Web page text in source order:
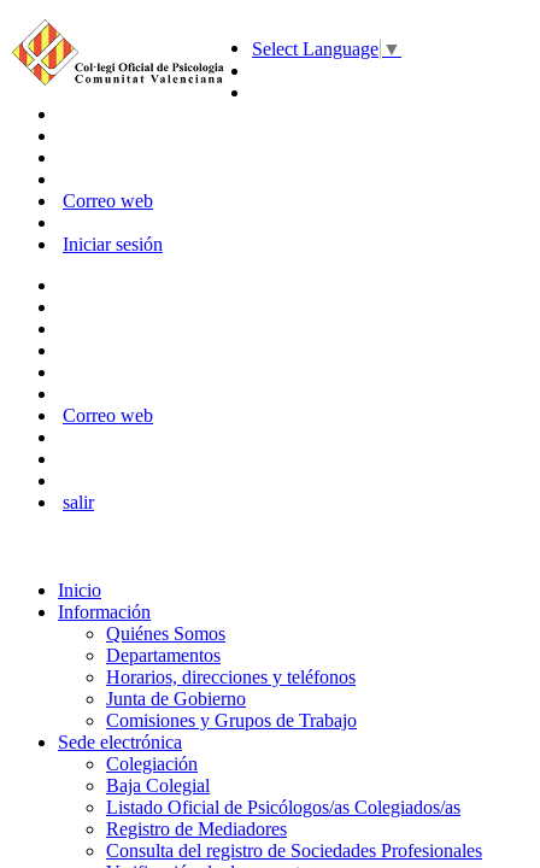
Select Language ▼
Correo web
Iniciar sesión
Correo web
salir
Inicio
Información
Quiénes Somos
Departamentos
Horarios, direcciones y teléfonos
Junta de Gobierno
Comisiones y Grupos de Trabajo
Sede electrónica
Colegiación
Baja Colegial
Listado Oficial de Psicólogos/as Colegiados/as
Registro de Mediadores
Consulta del registro de Sociedades Profesionales